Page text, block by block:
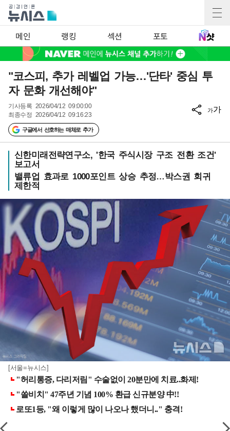
메인 랭킹 섹션 포토
"코스피, 추가 레벨업 가능…'단타' 중심 투
자 문화 개선해야"
기사등록 2026/04/12 09:00:00
최종수정 2026/04/12 09:16:23
구글에서 선호하는 매체로 추가
가가
신한미래전략연구소, '한국 주식시장 구조 전환 조건'
보고서
밸류업 효과로 1000포인트 상승 추정…박스권 회귀
제한적
[서울=뉴시스]